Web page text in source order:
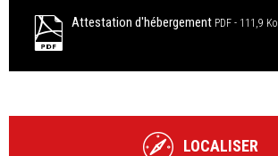
Attestation d'hébergement PDF 111,9 Ko
LOCALISER